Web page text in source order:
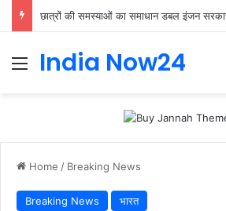
India Now24
Home / Breaking News
Breaking News भारत